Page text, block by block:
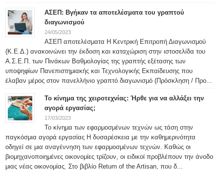
ΑΣΕΠ: Βγήκαν τα αποτελέσματα του γραπτού
διαγωνισμού
24/05/2023
ΑΣΕΠ αποτελέσματα Η Κεντρική Επιτροπή Διαγωνισμού
(Κ.Ε.Δ.) ανακοινώνει την έκδοση και καταχώριση στην ιστοσελίδα του
Α.Σ.Ε.Π. των Πινάκων Βαθμολογίας της γραπτής εξέτασης των
υποψηφίων Πανεπιστημιακής και Τεχνολογικής Εκπαίδευσης που
έλαβαν μέρος στον πανελλήνιο γραπτό διαγωνισμό (Πρόσκληση / Προ...
Το κίνημα της χειροτεχνίας: Ήρθε για να αλλάξει την
αγορά εργασίας;
17/03/2023
Το κίνημα των εφαρμοσμένων τεχνών ως τάση στην
παγκόσμια αγορά εργασίας Η δυσαρέσκεια με την καθημερινότητα
οδηγεί σε μια αναγέννηση των εφαρμοσμένων τεχνών. Καθώς οι
βιομηχανοποιημένες οικονομίες τρίζουν, οι ειδικοί προβλέπουν την άνοδο
μιας νέας οικονομίας. Στο βιβλίο Return of the Artisan, που δ...